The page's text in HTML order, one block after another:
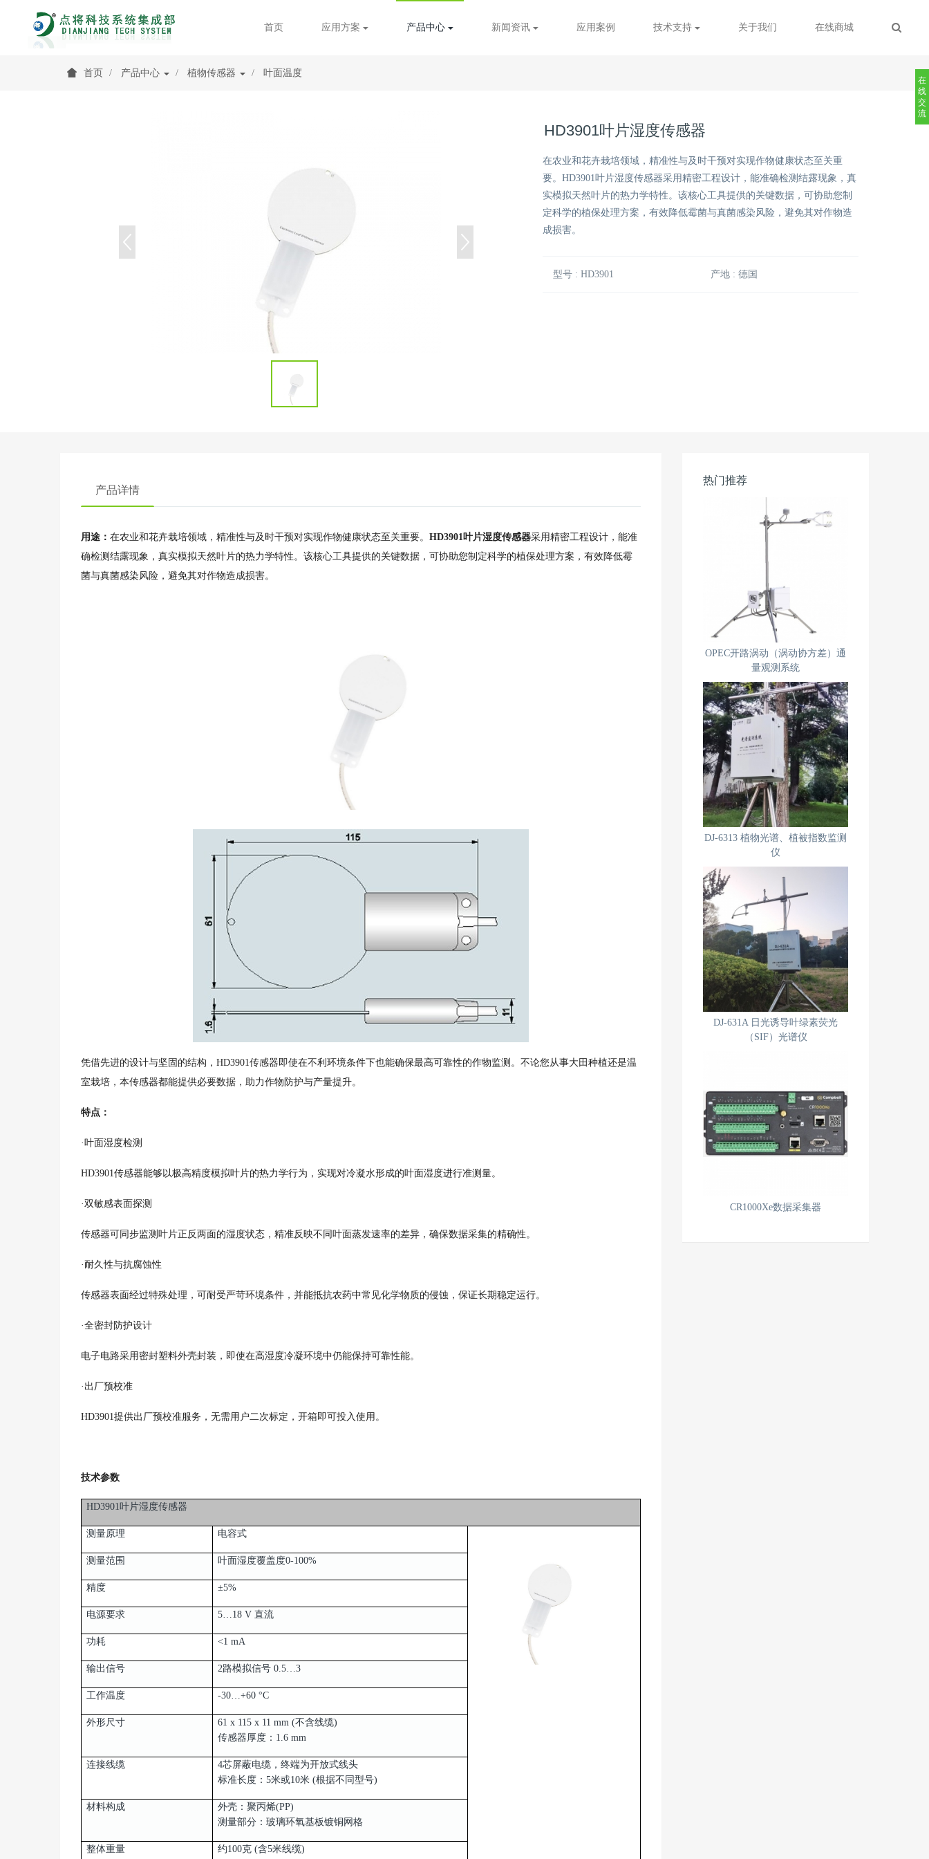
首页 应用方案 产品中心 新闻资讯 应用案例 技术支持 关于我们 在线商城
首页 产品中心 植物传感器 叶面温度
HD3901叶片湿度传感器
在农业和花卉栽培领域，精准性与及时干预对实现作物健康状态至关重
要。HD3901叶片湿度传感器采用精密工程设计，能准确检测结露现象，真
实模拟天然叶片的热力学特性。该核心工具提供的关键数据，可协助您制
定科学的植保处理方案，有效降低霉菌与真菌感染风险，避免其对作物造
成损害。
型号 : HD3901 产地 : 德国
产品详情
用途： 在农业和花卉栽培领域，精准性与及时干预对实现作物健康状态至关重要。 HD3901叶片湿度传感器采用精密工程设计，能准
确检测结露现象，真实模拟天然叶片的热力学特性。该核心工具提供的关键数据，可协助您制定科学的植保处理方案，有效降低霉
菌与真菌感染风险，避免其对作物造成损害。
凭借先进的设计与坚固的结构，HD3901传感器即使在不利环境条件下也能确保最高可靠性的作物监测。不论您从事大田种植还是温
室栽培，本传感器都能提供必要数据，助力作物防护与产量提升。
特点：
·叶面湿度检测
HD3901传感器能够以极高精度模拟叶片的热力学行为，实现对冷凝水形成的叶面湿度进行准测量。
·双敏感表面探测
传感器可同步监测叶片正反两面的湿度状态，精准反映不同叶面蒸发速率的差异，确保数据采集的精确性。
·耐久性与抗腐蚀性
传感器表面经过特殊处理，可耐受严苛环境条件，并能抵抗农药中常见化学物质的侵蚀，保证长期稳定运行。
·全密封防护设计
电子电路采用密封塑料外壳封装，即使在高湿度冷凝环境中仍能保持可靠性能。
·出厂预校准
HD3901提供出厂预校准服务，无需用户二次标定，开箱即可投入使用。
技术参数
HD3901叶片湿度传感器
测量原理 电容式
测量范围 叶面湿度覆盖度0-100%
精度 ±5%
电源要求 5…18 V 直流
功耗 <1 mA
输出信号 2路模拟信号 0.5…3
工作温度 -30…+60 °C
外形尺寸
61 x 115 x 11 mm (不含线缆)
传感器厚度：1.6 mm
连接线缆
4芯屏蔽电缆，终端为开放式线头
标准长度：5米或10米 (根据不同型号)
材料构成
外壳：聚丙烯(PP)
测量部分：玻璃环氧基板镀铜网格
整体重量 约100克 (含5米线缆)
热门推荐
OPEC开路涡动（涡动协方差）通
量观测系统
DJ-6313 植物光谱、植被指数监测
仪
DJ-631A 日光诱导叶绿素荧光
（SIF）光谱仪
CR1000Xe数据采集器
在
线
交
流